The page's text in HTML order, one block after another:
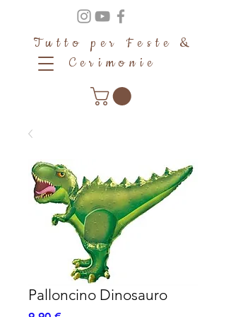
Tutto per Feste &
Cerimonie
Palloncino Dinosauro